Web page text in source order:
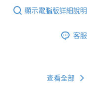
顯示電腦版詳細說明
客服
查看全部